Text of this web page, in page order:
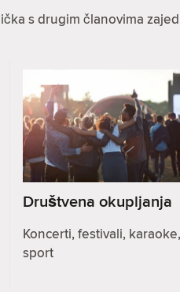
s drugim članovima
Društvena okupljanja
Koncerti, festivali, karaoke,
sport